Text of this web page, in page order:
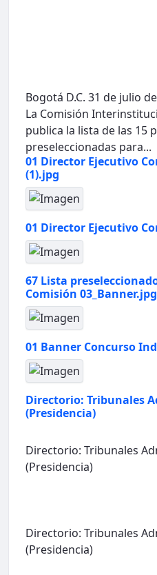
Bogotá D.C. 31 de julio
La Comisión
publica la lista de las 15
preseleccionadas para...
01 Director Ejecutivo
(1).jpg
01 Director Ejecutivo
67 Lista
Comisión 03_Banner.jpg
01 Banner Concurso
Directorio: Tribunales
(Presidencia)
Directorio: Tribunales
(Presidencia)
Directorio: Tribunales
(Presidencia)